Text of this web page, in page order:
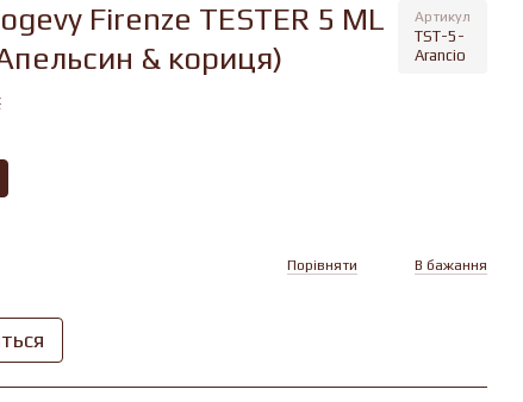
Firenze TESTER 5 ML
& кориця)
Артикул
TST-5-
Arancio
Порівняти В бажання